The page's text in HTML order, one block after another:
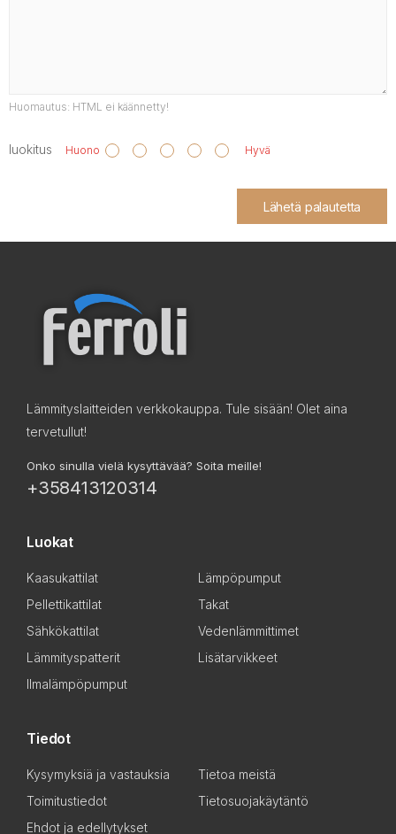
Huomautus: HTML ei käännetty!
luokitus Huono Hyvä
Lähetä palautetta
Lämmityslaitteiden verkkokauppa. Tule sisään! Olet aina
tervetullut!
Onko sinulla vielä kysyttävää? Soita meille!
+358413120314
Luokat
Kaasukattilat
Lämpöpumput
Pellettikattilat
Takat
Sähkökattilat
Vedenlämmittimet
Lämmityspatterit
Lisätarvikkeet
Ilmalämpöpumput
Tiedot
Kysymyksiä ja vastauksia
Tietoa meistä
Toimitustiedot
Tietosuojakäytäntö
Ehdot ja edellytykset